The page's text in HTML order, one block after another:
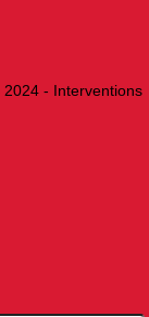
- Interventions